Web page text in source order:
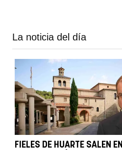
La noticia del día
FIELES DE HUARTE SALEN EN